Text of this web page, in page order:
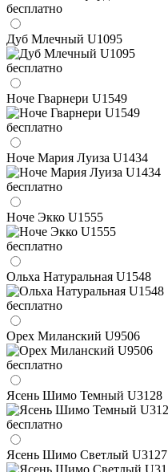
бесплатно
Дуб Млечный U1095
бесплатно
Ноче Гварнери U1549
бесплатно
Ноче Мария Луиза U1434
бесплатно
Ноче Экко U1555
бесплатно
Ольха Натуральная U1548
бесплатно
Орех Миланский U9506
бесплатно
Ясень Шимо Темный U3128
бесплатно
Ясень Шимо Светлый U3127